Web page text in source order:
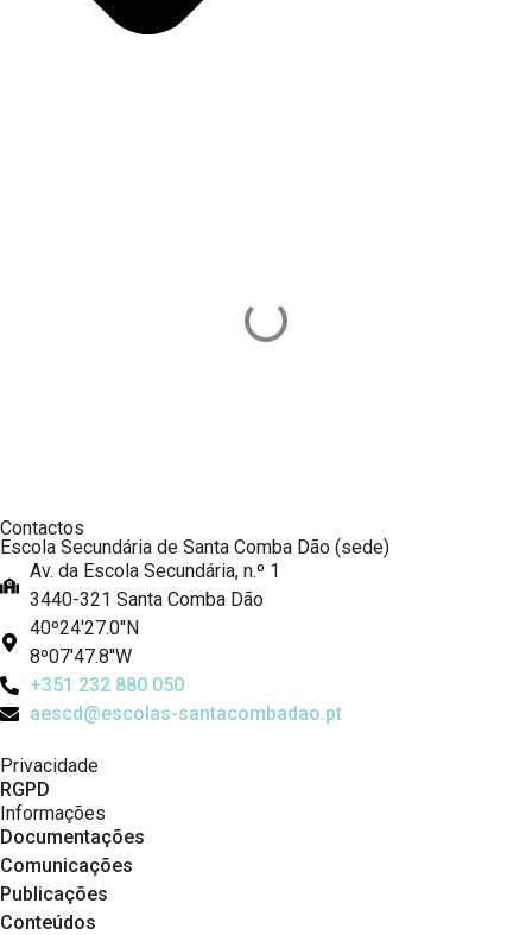
Contactos
Escola Secundária de Santa Comba Dão (sede)
Av. da Escola Secundária, n.º 1
3440-321 Santa Comba Dão
40º24'27.0''N
8º07'47.8''W
+351 232 880 050
aescd@escolas-santacombadao.pt
Privacidade
RGPD
Informações
Documentações
Comunicações
Publicações
Conteúdos